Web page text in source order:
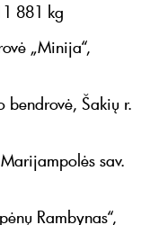
881 kg
„Minija“,
bendrovė, Šakių r.
sav.
Rambynas“,